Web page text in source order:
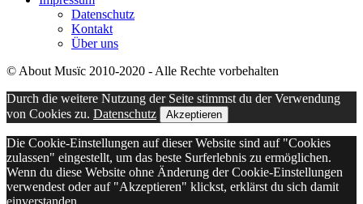
Datenschutz
Kontakt
Über uns
© About Musïc 2010-2020 - Alle Rechte vorbehalten
Durch die weitere Nutzung der Seite stimmst du der Verwendung
von Cookies zu. Datenschutz Akzeptieren
Die Cookie-Einstellungen auf dieser Website sind auf "Cookies
zulassen" eingestellt, um das beste Surferlebnis zu ermöglichen.
Wenn du diese Website ohne Änderung der Cookie-Einstellungen
verwendest oder auf "Akzeptieren" klickst, erklärst du sich damit